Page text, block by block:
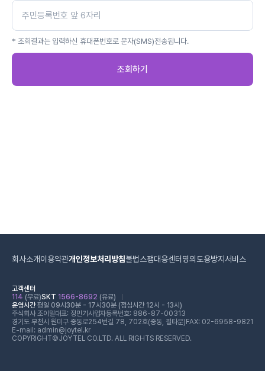
* 조회결과는 입력하신 휴대폰번호로 문자(SMS)전송됩니다.
조회하기
회사소개이용약관개인정보처리방침불법스팸대응센터 명의도용방지서비스
고객센터
114 (무료)SKT 1566-8692 (유료)
운영시간평일 09시30분 - 17시30분 (점심시간 12시 - 13시)
주식회사 조이텔대표: 정민기 사업자등록번호: 886-87-00313
경기도 부천시 원미구 중동로254번길 78, 702호(중동, 필타운) FAX: 02-6958-9821
E-mail: admin@joytel.kr
COPYRIGHT©JOYTEL CO.LTD. ALL RIGHTS RESERVED.